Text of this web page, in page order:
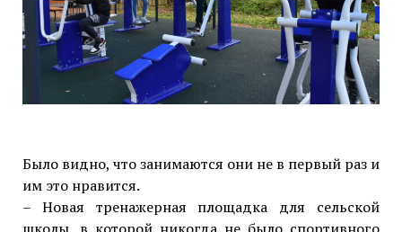
Было видно, что занимаются они не в первый раз и
им это нравится.
– Новая тренажерная площадка для сельской